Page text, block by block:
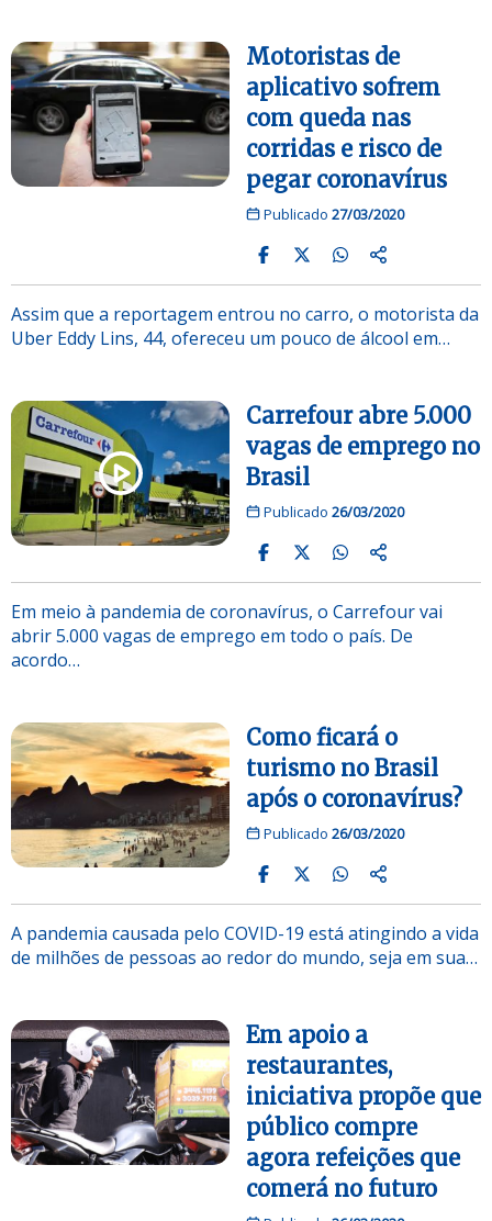
Motoristas de
aplicativo sofrem
com queda nas
corridas e risco de
pegar coronavírus
Publicado 27/03/2020
Assim que a reportagem entrou no carro, o motorista da
Uber Eddy Lins, 44, ofereceu um pouco de álcool em…
Carrefour abre 5.000
vagas de emprego no
Brasil
Publicado 26/03/2020
Em meio à pandemia de coronavírus, o Carrefour vai
abrir 5.000 vagas de emprego em todo o país. De
acordo…
Como ficará o
turismo no Brasil
após o coronavírus?
Publicado 26/03/2020
A pandemia causada pelo COVID-19 está atingindo a vida
de milhões de pessoas ao redor do mundo, seja em sua…
Em apoio a
restaurantes,
iniciativa propõe que
público compre
agora refeições que
comerá no futuro